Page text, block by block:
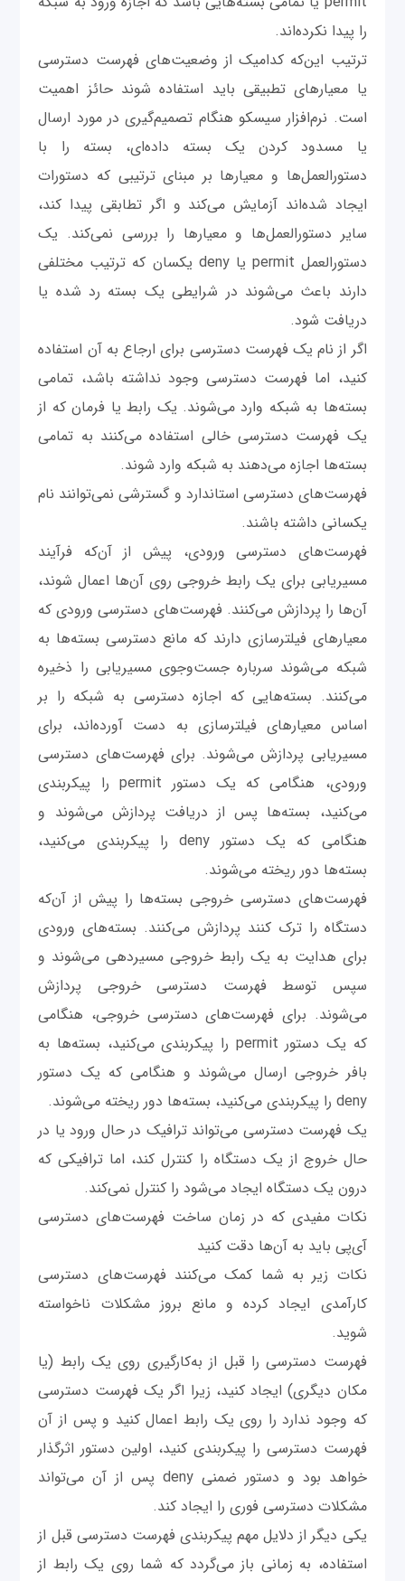
را پیدا نکرده‌اند.
ترتیب این‌که کدامیک از وضعیت‌های فهرست دسترسی
یا معیارهای تطبیقی باید استفاده شوند حائز اهمیت
است. نرم‌افزار سیسکو هنگام تصمیم‌گیری در مورد ارسال
یا مسدود کردن یک بسته داده‌ای، بسته را با
دستورالعمل‌ها و معیارها بر مبنای ترتیبی که دستورات
ایجاد شده‌اند آزمایش می‌کند و اگر تطابقی پیدا کند،
سایر دستورالعمل‌ها و معیارها را بررسی نمی‌کند. یک
دستورالعمل permit یا deny یکسان که ترتیب مختلفی
دارند باعث می‌شوند در شرایطی یک بسته رد شده یا
دریافت شود.
اگر از نام یک فهرست دسترسی برای ارجاع به آن استفاده
کنید، اما فهرست دسترسی وجود نداشته باشد، تمامی
بسته‌ها به شبکه وارد می‌شوند. یک رابط یا فرمان که از
یک فهرست دسترسی خالی استفاده می‌کنند به تمامی
بسته‌ها اجازه می‌دهند به شبکه وارد شوند.
فهرست‌های دسترسی استاندارد و گسترشی نمی‌توانند نام
یکسانی داشته باشند.
فهرست‌های دسترسی ورودی، پیش از آن‌که فرآیند
مسیریابی برای یک رابط خروجی روی آن‌ها اعمال شوند،
آن‌ها را پردازش می‌کنند. فهرست‌های دسترسی ورودی که
معیارهای فیلترسازی دارند که مانع دسترسی بسته‌ها به
شبکه می‌شوند سرباره جست‌وجوی مسیریابی را ذخیره
می‌کنند. بسته‌هایی که اجازه دسترسی به شبکه را بر
اساس معیارهای فیلتر‌سازی به دست آورده‌اند، برای
مسیریابی پردازش می‌شوند. برای فهرست‌های دسترسی
ورودی، هنگامی که یک دستور permit را پیکربندی
می‌کنید، بسته‌ها پس از دریافت پردازش می‌شوند و
هنگامی که یک دستور deny را پیکربندی می‌کنید‌،
بسته‌ها دور ریخته می‌شوند.
فهرست‌های دسترسی خروجی بسته‌ها را پیش از آن‌که
دستگاه را ترک کنند پردازش می‌کنند. بسته‌های ورودی
برای هدایت به یک رابط خروجی مسیردهی می‌شوند و
سپس توسط فهرست دسترسی خروجی پردازش
می‌شوند. برای فهرست‌های دسترسی خروجی، هنگامی
که یک دستور permit را پیکربندی می‌کنید‌، بسته‌ها به
بافر خروجی ارسال می‌شوند و هنگامی که یک دستور
deny را پیکربندی می‌کنید‌، بسته‌ها دور ریخته می‌شوند.
یک فهرست دسترسی می‌تواند ترافیک در حال ورود یا در
حال خروج از یک دستگاه را کنترل کند، اما ترافیکی که
درون یک دستگاه ایجاد می‌شود را کنترل نمی‌کند.
نکات مفید‌ی که در زمان ساخت فهرست‌های دسترسی
آی‌پی باید به آن‌ها دقت کنید
نکات زیر به شما کمک می‌کنند فهرست‌های دسترسی
کارآمدی ایجاد کرده و مانع بروز مشکلات ناخواسته‌
شوید.
فهرست دسترسی را قبل از به‌کارگیری روی یک رابط (یا
مکان دیگری) ایجاد کنید‌، زیرا اگر یک فهرست دسترسی
که وجود ندارد را روی یک رابط اعمال کنید و پس از آن
فهرست دسترسی را پیکربندی کنید، اولین دستور اثرگذار
خواهد بود و دستور ضمنی deny پس از آن می‌تواند
مشکلات دسترسی فوری را ایجاد کند.
یکی دیگر از دلایل مهم پیکربندی فهرست دسترسی قبل از
استفاده، به زمانی باز می‌گردد که شما روی یک رابط از